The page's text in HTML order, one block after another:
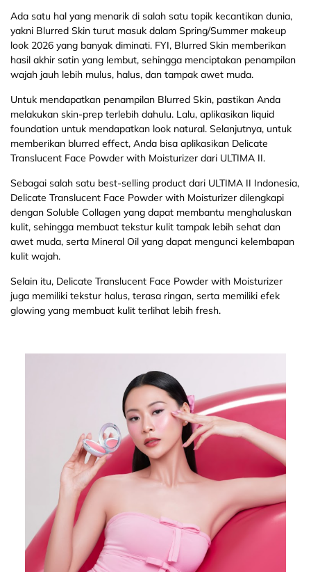
Ada satu hal yang menarik di salah satu topik kecantikan dunia,
yakni Blurred Skin turut masuk dalam Spring/Summer makeup
look 2026 yang banyak diminati. FYI, Blurred Skin memberikan
hasil akhir satin yang lembut, sehingga menciptakan penampilan
wajah jauh lebih mulus, halus, dan tampak awet muda.
Untuk mendapatkan penampilan Blurred Skin, pastikan Anda
melakukan skin-prep terlebih dahulu. Lalu, aplikasikan liquid
foundation untuk mendapatkan look natural. Selanjutnya, untuk
memberikan blurred effect, Anda bisa aplikasikan Delicate
Translucent Face Powder with Moisturizer dari ULTIMA II.
Sebagai salah satu best-selling product dari ULTIMA II Indonesia,
Delicate Translucent Face Powder with Moisturizer dilengkapi
dengan Soluble Collagen yang dapat membantu menghaluskan
kulit, sehingga membuat tekstur kulit tampak lebih sehat dan
awet muda, serta Mineral Oil yang dapat mengunci kelembapan
kulit wajah.
Selain itu, Delicate Translucent Face Powder with Moisturizer
juga memiliki tekstur halus, terasa ringan, serta memiliki efek
glowing yang membuat kulit terlihat lebih fresh.